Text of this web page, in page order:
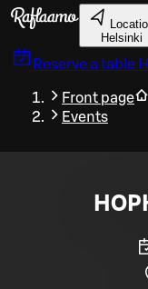
Skip to main content
Helsinki
Reserve a table
Front page
Events